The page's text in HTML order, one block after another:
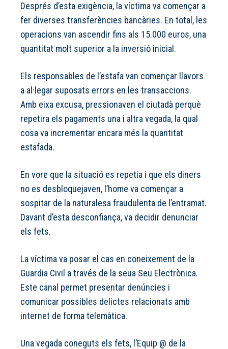
Després d’esta exigència, la víctima va començar a
fer diverses transferències bancàries. En total, les
operacions van ascendir fins als 15.000 euros, una
quantitat molt superior a la inversió inicial.
Els responsables de l’estafa van començar llavors
a al·legar suposats errors en les transaccions.
Amb eixa excusa, pressionaven el ciutadà perquè
repetira els pagaments una i altra vegada, la qual
cosa va incrementar encara més la quantitat
estafada.
En vore que la situació es repetia i que els diners
no es desbloquejaven, l’home va començar a
sospitar de la naturalesa fraudulenta de l’entramat.
Davant d’esta desconfiança, va decidir denunciar
els fets.
La víctima va posar el cas en coneixement de la
Guardia Civil a través de la seua Seu Electrònica.
Este canal permet presentar denúncies i
comunicar possibles delictes relacionats amb
internet de forma telemàtica.
Una vegada coneguts els fets, l’Equip @ de la